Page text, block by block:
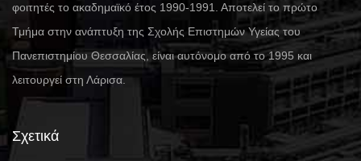
φοιτητές το ακαδημαϊκό έτος 1990-1991. Αποτελεί το πρώτο
Τμήμα στην ανάπτυξη της Σχολής Επιστημών Υγείας του
Πανεπιστημίου Θεσσαλίας, είναι αυτόνομο από το 1995 και
λειτουργεί στη Λάρισα.
Σχετικά